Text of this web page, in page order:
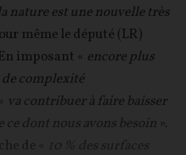
nature est une nouvelle très
même le député (LR)
imposant « encore plus
complexité
va contribuer à faire baisser
dont nous avons besoin ».